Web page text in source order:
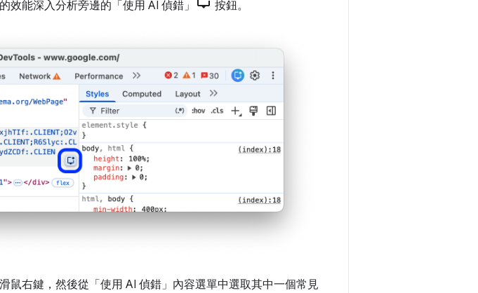
效能深入分析旁邊的「使用 AI 偵錯」 按鈕。
鼠右鍵，然後從「使用 AI 偵錯」 內容選單中選取其中一個常見